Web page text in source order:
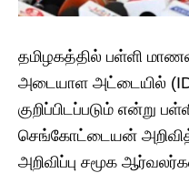
​தமிழகத்தில் பள்ளி
அடையாள அட்டையில் (ID
குறிப்பிடப்படும் என்று
செங்கோட்டையன்
அறிவிப்பு சமூக